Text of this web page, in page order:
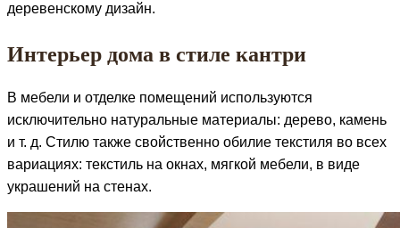
деревенскому дизайн.
Интерьер дома в стиле кантри
В мебели и отделке помещений используются
исключительно натуральные материалы: дерево, камень
и т. д. Стилю также свойственно обилие текстиля во всех
вариациях: текстиль на окнах, мягкой мебели, в виде
украшений на стенах.